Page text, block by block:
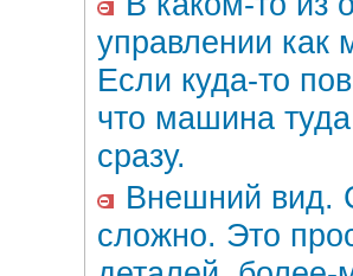
управлении как
Если куда-то
что машина
сразу.
Внешний вид.
сложно. Это